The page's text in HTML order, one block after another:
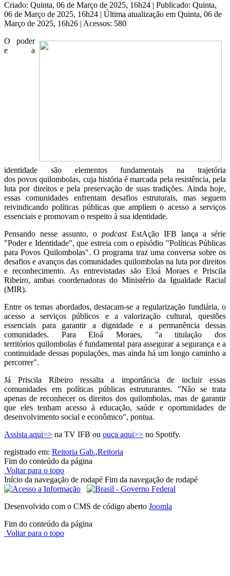
Criado: Quinta, 06 de Março de 2025, 16h24 | Publicado: Quinta,
06 de Março de 2025, 16h24 | Última atualização em Quinta, 06 de
Março de 2025, 16h26 | Acessos: 580
O poder
e a
identidade são elementos fundamentais na trajetória
dos povos quilombolas, cuja história é marcada pela resistência, pela
luta por direitos e pela preservação de suas tradições. Ainda hoje,
essas comunidades enfrentam desafios estruturais, mas seguem
reivindicando políticas públicas que ampliem o acesso a serviços
essenciais e promovam o respeito à sua identidade.
Pensando nesse assunto, o podcastEstAção IFB lança a série
"Poder e Identidade", que estreia com o episódio "Políticas Públicas
para Povos Quilombolas". O programa traz uma conversa sobre os
desafios e avanços das comunidades quilombolas na luta por direitos
e reconhecimento. As entrevistadas são Eloá Moraes e Priscila
Ribeiro, ambas coordenadoras do Ministério da Igualdade Racial
(MIR).
Entre os temas abordados, destacam-se a regularização fundiária, o
acesso a serviços públicos e a valorização cultural, questões
essenciais para garantir a dignidade e a permanência dessas
comunidades. Para Eloá Moraes, "a titulação dos
territórios quilombolas é fundamental para assegurar a segurança e a
continuidade dessas populações, mas ainda há um longo caminho a
percorrer".
Já Priscila Ribeiro ressalta a importância de incluir essas
comunidades em políticas públicas estruturantes. "Não se trata
apenas de reconhecer os direitos dos quilombolas, mas de garantir
que eles tenham acesso à educação, saúde e oportunidades de
desenvolvimento social e econômico", pontua.
Assista aqui>> na TV IFB ou ouça aqui>> no Spotify.
registrado em: Reitoria Gab.,Reitoria
Fim do conteúdo da página
Voltar para o topo
Início da navegação de rodapé Fim da navegação de rodapé
Desenvolvido com o CMS de código aberto Joomla
Fim do conteúdo da página
Voltar para o topo